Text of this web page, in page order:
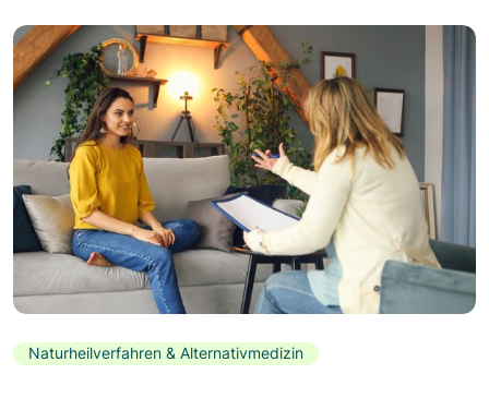
Naturheilverfahren & Alternativmedizin